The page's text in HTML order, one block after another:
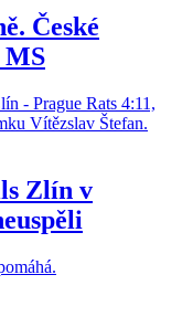
České
Zlín v